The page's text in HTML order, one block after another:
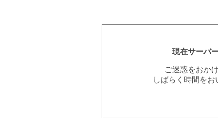
現在サーバ
ご迷惑をおか
しばらく時間を